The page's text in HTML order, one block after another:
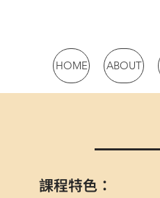
HOME ABOUT
課程特色：